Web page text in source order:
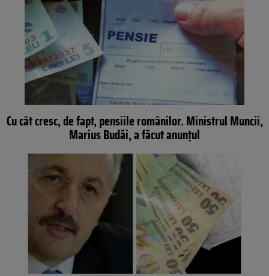
Cu cât cresc, de fapt, pensiile românilor. Ministrul Muncii,
Marius Budăi, a făcut anunțul